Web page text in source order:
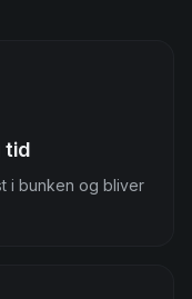
tid
i bunken og bliver